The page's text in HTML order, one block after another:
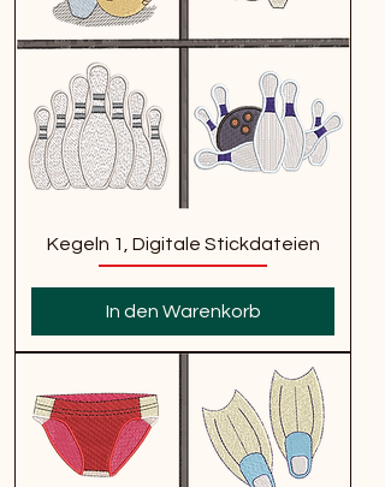
Kegeln 1, Digitale Stickdateien
In den Warenkorb